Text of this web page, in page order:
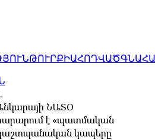
ԹՈՒՐՔԻԱՀՈԴՎԱԾ
ՆԱՏՕ
է «պատմական
պաշտպանական կապերը